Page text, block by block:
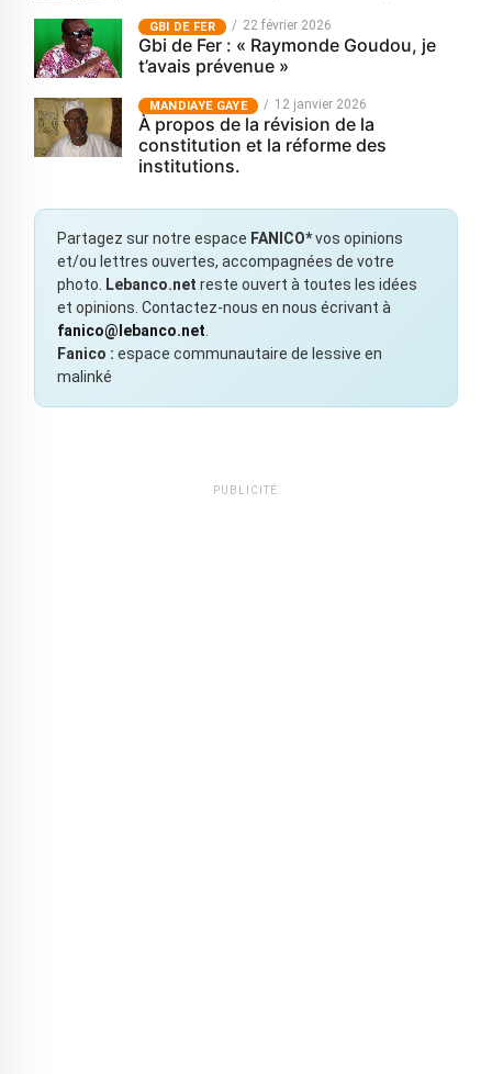
GBI DE FER 22 février 2026
Gbi de Fer : « Raymonde Goudou, je
t’avais prévenue »
MANDIAYE GAYE 12 janvier 2026
À propos de la révision de la
constitution et la réforme des
institutions.
Partagez sur notre espace FANICO*vos opinions
et/ou lettres ouvertes, accompagnées de votre
photo. Lebanco.net reste ouvert à toutes les idées
et opinions. Contactez-nous en nous écrivant à
fanico@lebanco.net.
Fanico : espace communautaire de lessive en
malinké
PUBLICITÉ